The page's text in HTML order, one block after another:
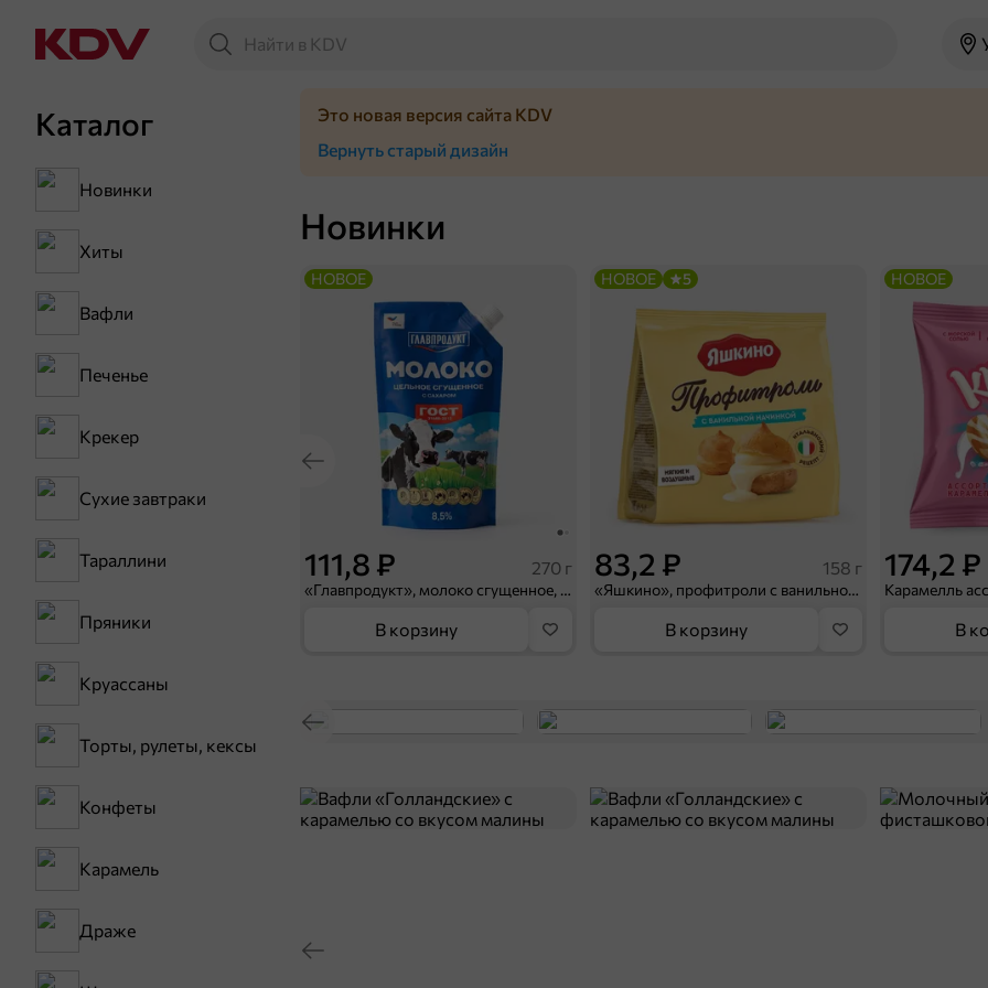
Каталог
Новинки
Хиты
Вафли
Печенье
Крекер
Сухие завтраки
Тараллини
Пряники
Круассаны
Торты, рулеты, кексы
Конфеты
Карамель
Драже
Новинки
111,8 ₽ 270 г
«Главпродукт», молоко сгущенное, 270 г
НОВОЕ
В корзину
83,2 ₽ 158 г
«Яшкино», профитроли с ванильной начинкой, 158 г
НОВОЕ 5
В корзину
174,2 ₽
Карамелль
НОВОЕ
В
Это новая версия сайта KDV
Вернуть старый дизайн